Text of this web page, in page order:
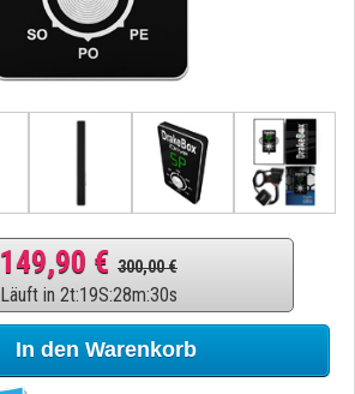
149,90 € 300,00 €
Läuft in 2t:19S:28m:29s
In den Warenkorb